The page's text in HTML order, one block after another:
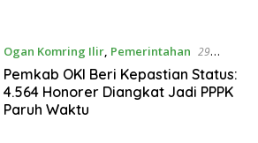
Ogan Komring Ilir, Pemerintahan 29
Desember 2025
Pemkab OKI Beri Kepastian Status:
4.564 Honorer Diangkat Jadi PPPK
Paruh Waktu